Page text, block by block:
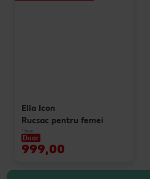
Ella Icon
Rucsac pentru femei
1 buc
Doar
999,00